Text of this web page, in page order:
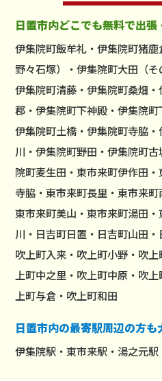
日置市内どこでも無料で出張
伊集院町飯牟礼・伊集院町猪
野々石塚）・伊集院町大田（
伊集院町清藤・伊集院町桑畑
郡・伊集院町下神殿・伊集院
伊集院町土橋・伊集院町寺脇
川・伊集院町野田・伊集院町
院町麦生田・東市来町伊作田
寺脇・東市来町長里・東市来
東市来町美山・東市来町湯田
川・日吉町日置・日吉町山田
吹上町入来・吹上町小野・吹
上町中之里・吹上町中原・吹
上町与倉・吹上町和田
日置市内の最寄駅周辺の方も
伊集院駅・東市来駅・湯之元駅